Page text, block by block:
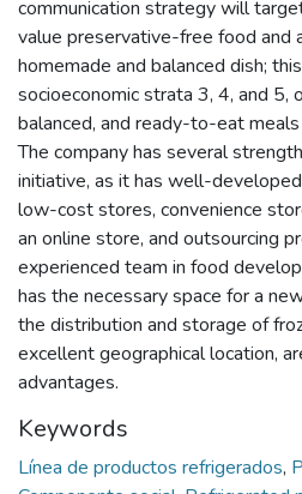
communication strategy will
value preservative-free food and
homemade and balanced dish;
socioeconomic strata 3, 4, and 5,
balanced, and ready-to-eat
The company has several
initiative, as it has well-
low-cost stores, convenience
an online store, and outsourcing
experienced team in food
has the necessary space for a
the distribution and storage of
excellent geographical location,
advantages.
Keywords
Línea de productos refrigerados,